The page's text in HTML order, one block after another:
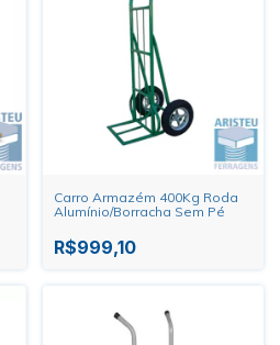
Carro Armazém 400Kg Roda
Alumínio/Borracha Sem Pé
R$999,10